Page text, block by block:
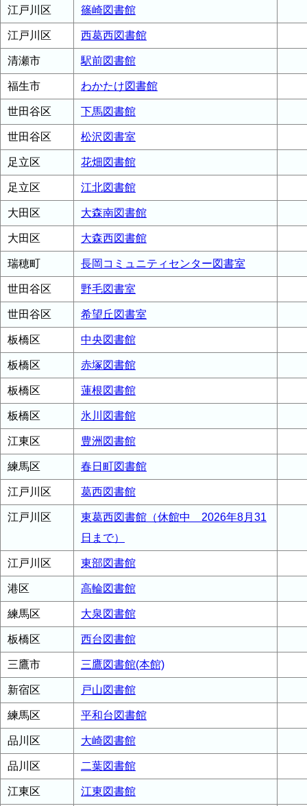
江戸川区 篠崎図書館
江戸川区 西葛西図書館
清瀬市 駅前図書館
福生市 わかたけ図書館
世田谷区 下馬図書館
世田谷区 松沢図書室
足立区 花畑図書館
足立区 江北図書館
大田区 大森南図書館
大田区 大森西図書館
瑞穂町 長岡コミュニティセンター図書室
世田谷区 野毛図書室
世田谷区 希望丘図書室
板橋区 中央図書館
板橋区 赤塚図書館
板橋区 蓮根図書館
板橋区 氷川図書館
江東区 豊洲図書館
練馬区 春日町図書館
江戸川区 葛西図書館
江戸川区
東葛西図書館（休館中 2026年8月31
日まで）
江戸川区 東部図書館
港区 高輪図書館
練馬区 大泉図書館
板橋区 西台図書館
三鷹市 三鷹図書館(本館)
新宿区 戸山図書館
練馬区 平和台図書館
品川区 大崎図書館
品川区 二葉図書館
江東区 江東図書館